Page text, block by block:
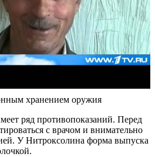
хранением оружия
ряд противопоказаний. Перед
с врачом и внимательно
У Нитроксолина форма выпуска